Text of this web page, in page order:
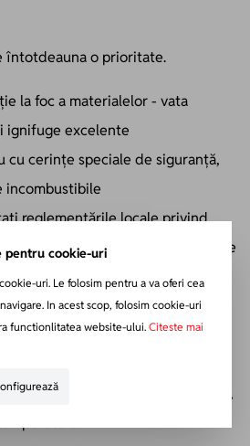
întotdeauna o prioritate.
la foc a materialelor - vata
ignifuge excelente
cu cerințe speciale de siguranță,
incombustibile
reglementările locale privind
pot impune cerințe specifice
clădiri.
în timp
să reziste testului timpului.
la factori de mediu: umiditate,
pentru cookie-uri
uri. Le folosim pentru a va oferi cea
In acest scop, folosim cookie-uri
functionlitatea website-ului. Citeste mai